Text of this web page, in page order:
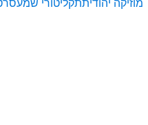
מוזיקה יהודיתתקליטורי שמע